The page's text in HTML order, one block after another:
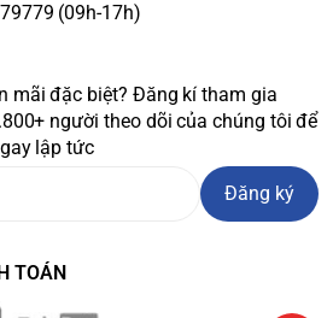
(09h-17h)
mãi đặc biệt? Đăng kí tham gia
người theo dõi của chúng tôi để
lập tức
Đăng ký
TOÁN